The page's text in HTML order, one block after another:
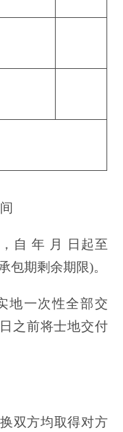
自 年 月 日起至
包期剩余期限)。
地一次性全部交
之前将士地交付
双方均取得对方